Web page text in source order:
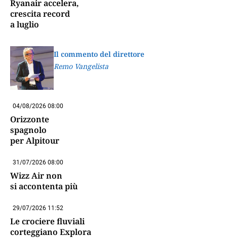
Ryanair accelera,
crescita record
a luglio
Il commento del direttore
Remo Vangelista
04/08/2026 08:00
Orizzonte
spagnolo
per Alpitour
31/07/2026 08:00
Wizz Air non
si accontenta più
29/07/2026 11:52
Le crociere fluviali
corteggiano Explora